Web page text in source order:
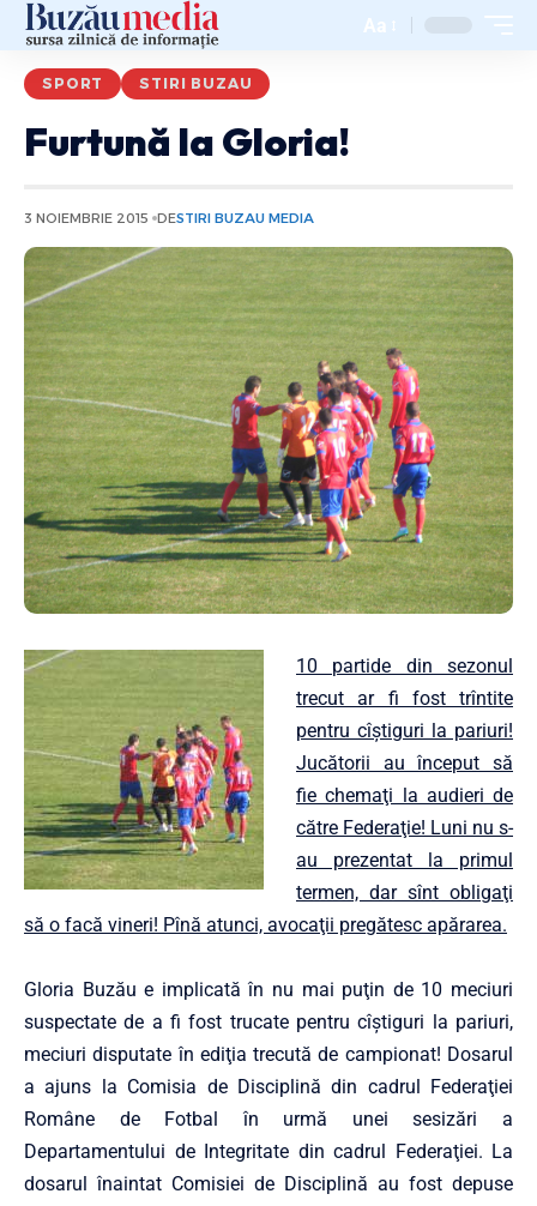
Aa
SPORT STIRI BUZAU
Furtună la Gloria!
3 NOIEMBRIE 2015 DESTIRI BUZAU MEDIA
10 partide din sezonul
trecut ar fi fost trîntite
pentru cîştiguri la pariuri!
Jucătorii au început să
fie chemaţi la audieri de
către Federaţie! Luni nu s-
au prezentat la primul
termen, dar sînt obligaţi
să o facă vineri! Pînă atunci, avocaţii pregătesc apărarea.
Gloria Buzău e implicată în nu mai puţin de 10 meciuri
suspectate de a fi fost trucate pentru cîştiguri la pariuri,
meciuri disputate în ediţia trecută de campionat! Dosarul
a ajuns la Comisia de Disciplină din cadrul Federaţiei
Române de Fotbal în urmă unei sesizări a
Departamentului de Integritate din cadrul Federaţiei. La
dosarul înaintat Comisiei de Disciplină au fost depuse